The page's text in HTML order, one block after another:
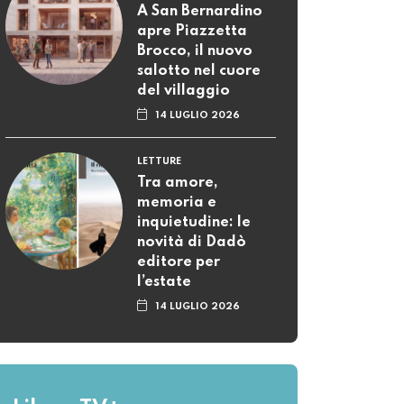
A San Bernardino
apre Piazzetta
Brocco, il nuovo
salotto nel cuore
del villaggio
14 LUGLIO 2026
LETTURE
Tra amore,
memoria e
inquietudine: le
novità di Dadò
editore per
l’estate
14 LUGLIO 2026